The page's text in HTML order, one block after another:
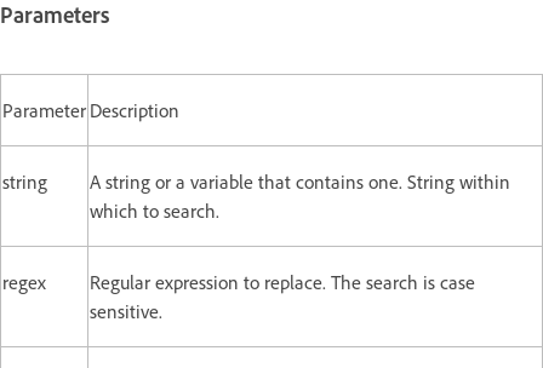
Parameters
Parameter Description
string
A string or a variable that contains one. String within
which to search.
regex
Regular expression to replace. The search is case
sensitive.